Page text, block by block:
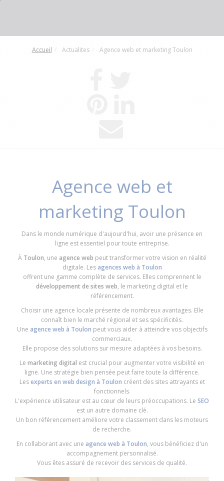
Accueil Actualites Agence web et marketing Toulon
Agence web et
marketing Toulon
Dans le monde numérique d'aujourd'hui, avoir une présence en
ligne est essentiel pour toute entreprise.
À Toulon, une agence web peut transformer votre vision en réalité
digitale. Les agences web à Toulon
offrent une gamme complète de services. Elles comprennent le
développement de sites web, le marketing digital et le
référencement.
Choisir une agence locale présente de nombreux avantages. Elle
connaît bien le marché régional et ses spécificités.
Une agence web à Toulon peut vous aider à atteindre vos objectifs
commerciaux.
Elle propose des solutions sur mesure adaptées à vos besoins.
Le marketing digital est crucial pour augmenter votre visibilité en
ligne. Une stratégie bien pensée peut faire toute la différence.
Lesexperts en web design à Toulon créent des sites attrayants et
fonctionnels.
L'expérience utilisateur est au cœur de leurs préoccupations. Le SEO
est un autre domaine clé.
Un bon référencement améliore votre classement dans les moteurs
de recherche.
En collaborant avec une agence web à Toulon, vous bénéficiez d'un
accompagnement personnalisé.
Vous êtes assuré de recevoir des services de qualité.